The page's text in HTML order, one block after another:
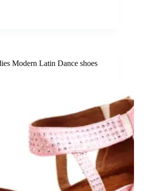
Modern Latin Dance shoes